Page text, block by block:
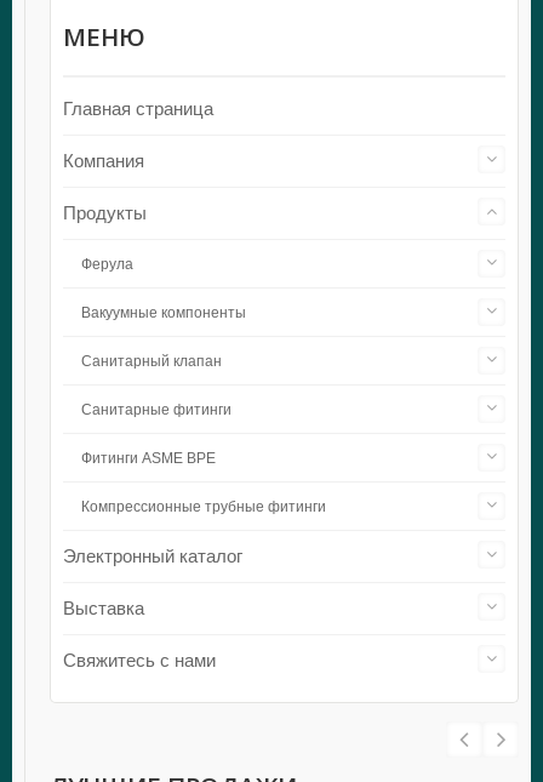
МЕНЮ
Главная страница
Компания
Продукты
Ферула
Вакуумные компоненты
Санитарный клапан
Санитарные фитинги
Фитинги ASME BPE
Компрессионные трубные фитинги
Электронный каталог
Выставка
Свяжитесь с нами